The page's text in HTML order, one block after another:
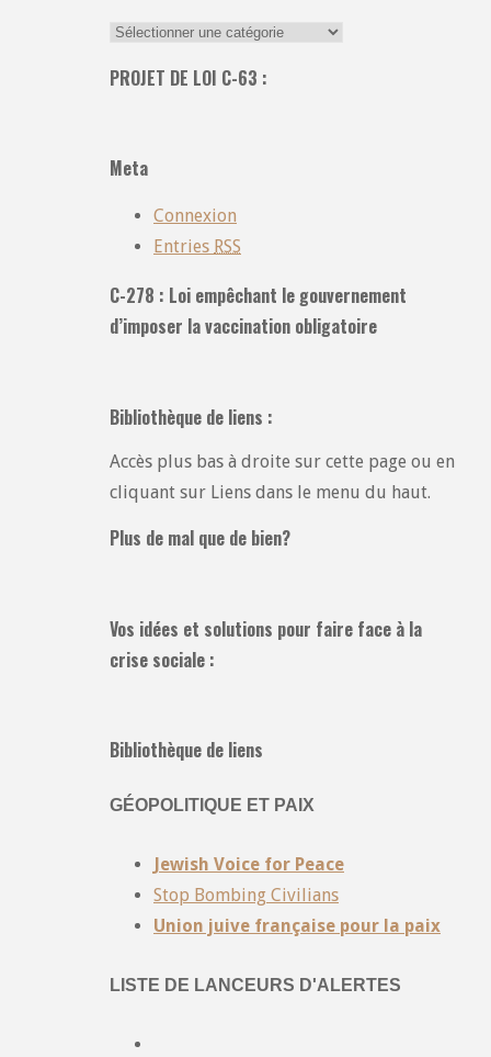
Recherche
toutes
PROJET DE LOI C-63 :
Meta
Connexion
Entries RSS
C-278 : Loi empêchant le gouvernement
d’imposer la vaccination obligatoire
Bibliothèque de liens :
Accès plus bas à droite sur cette page ou en
cliquant sur Liens dans le menu du haut.
Plus de mal que de bien?
Vos idées et solutions pour faire face à la
crise sociale :
Bibliothèque de liens
GÉOPOLITIQUE ET PAIX
Jewish Voice for Peace
Stop Bombing Civilians
Union juive française pour la paix
LISTE DE LANCEURS D'ALERTES